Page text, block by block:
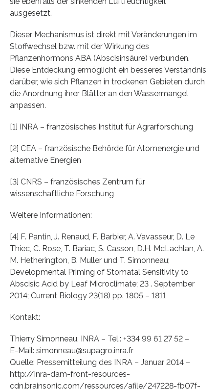
ausgesetzt.
Dieser Mechanismus ist direkt mit Veränderungen im
Stoffwechsel bzw. mit der Wirkung des
Pflanzenhormons ABA (Abscisinsäure) verbunden.
Diese Entdeckung ermöglicht ein besseres Verständnis
darüber, wie sich Pflanzen in trockenen Gebieten durch
die Anordnung ihrer Blätter an den Wassermangel
anpassen.
[1] INRA – französisches Institut für Agrarforschung
[2] CEA – französische Behörde für Atomenergie und
alternative Energien
[3] CNRS – französisches Zentrum für
wissenschaftliche Forschung
Weitere Informationen:
[4] F. Pantin, J. Renaud, F. Barbier, A. Vavasseur, D. Le
Thiec, C. Rose, T. Bariac, S. Casson, D.H. McLachlan, A.
M. Hetherington, B. Muller und T. Simonneau;
Developmental Priming of Stomatal Sensitivity to
Abscisic Acid by Leaf Microclimate; 23 . September
2014; Current Biology 23(18) pp. 1805 – 1811
Kontakt:
Thierry Simonneau, INRA – Tel.: +334 99 61 27 52 –
E-Mail: simonneau@supagro.inra.fr
Quelle: Pressemitteilung des INRA – Januar 2014 –
http://inra-dam-front-resources-
cdn.brainsonic.com/ressources/afile/247228-fb07f-